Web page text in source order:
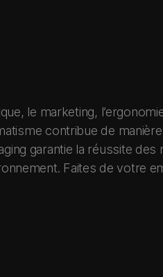
le marketing,
contribue de manière
garantie la réussite
Faites de votre